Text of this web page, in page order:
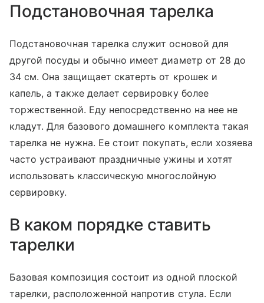
Подстановочная тарелка
Подстановочная тарелка служит основой для
другой посуды и обычно имеет диаметр от 28 до
34 см. Она защищает скатерть от крошек и
капель, а также делает сервировку более
торжественной. Еду непосредственно на нее не
кладут. Для базового домашнего комплекта такая
тарелка не нужна. Ее стоит покупать, если хозяева
часто устраивают праздничные ужины и хотят
использовать классическую многослойную
сервировку.
В каком порядке ставить
тарелки
Базовая композиция состоит из одной плоской
тарелки, расположенной напротив стула. Если